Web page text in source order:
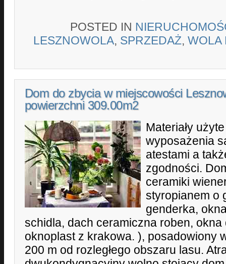
POSTED IN
LESZNOWOLA, SPRZEDAŻ, WOLA
Dom do zbycia w miejscowości
powierzchni 309.00m2
Materiały
wyposażenia
atestami a
zgodności.
ceramiki
styropianem o
genderka,
schidla, dach ceramiczna roben, okna
oknoplast z krakowa. ), posadowiony
200 m od rozległego obszaru lasu.